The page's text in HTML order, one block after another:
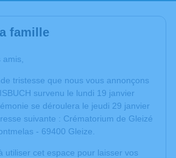
famille
tristesse que nous vous annonçons
survenu le lundi 19 janvier
se déroulera le jeudi 29 janvier
suivante : Crématorium de Gleizé
- 69400 Gleize.
utiliser cet espace pour laisser vos